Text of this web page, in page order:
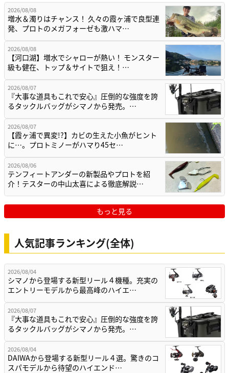
2026/08/08
増水＆濁りはチャンス！ 久々の霞ヶ浦で良型連
発、プロトのメガフォーゼも激ハマ…
2026/08/08
【河口湖】増水でシャローが熱い！ モンスター
級も健在、トップ＆サイトで狙え！…
2026/08/07
『大事な道具もこれで安心』圧倒的な強度を誇
るタックルバッグがシマノから発売。…
2026/08/07
【霞ヶ浦で異変!?】カビの生えた小魚がヒント
に…。プロトミノーがハマり45セ…
2026/08/06
テンフィートアンダーの新製品やプロトを紹
介！テスターの中山太喜による徹底解説…
もっと見る
人気記事ランキング(全体)
2026/08/04
シマノから登場する新型リール４機種。充実の
エントリーモデルから最高峰のハイエ…
2026/08/07
『大事な道具もこれで安心』圧倒的な強度を誇
るタックルバッグがシマノから発売。…
2026/08/04
DAIWAから登場する新型リール４選。驚きのコ
スパモデルから待望のハイエンド…